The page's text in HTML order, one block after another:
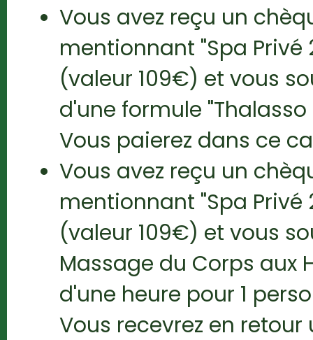
Vous avez reçu un
mentionnant "Spa Privé
(valeur 109€) et vous
d'une formule
Vous paierez dans ce
Vous avez reçu un
mentionnant "Spa Privé
(valeur 109€) et vous
Massage du Corps aux
d'une heure pour 1
Vous recevrez en